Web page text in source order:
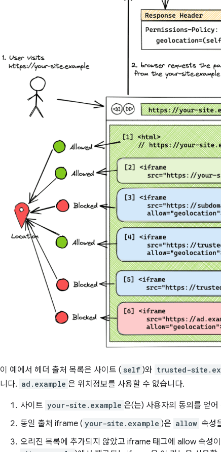
이 예에서 헤더 출처 목록은 사이트 ( self )와 trusted-
니다. ad.example 은 위치정보를 사용할 수 없습니다.
사이트 your-site.example 은(는) 사용자의 동의를 얻
동일 출처 iframe ( your-site.example )은 allow 속성
오리진 목록에 추가되지 않았고 iframe 태그에 allow 속성